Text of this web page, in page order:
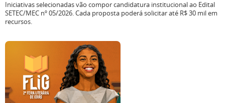
Iniciativas selecionadas vão compor candidatura institucional ao Edital
SETEC/MEC nº 05/2026. Cada proposta poderá solicitar até R$ 30 mil em
recursos.